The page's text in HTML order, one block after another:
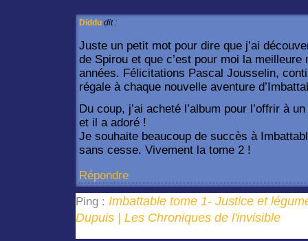
Diddu dit :
Juste un petit mot pour dire que j’ai
de Spirou et que c’est pour moi la
années. Félicitations Pascal Jousselin,
régale à chaque nouvelle aventure
Du coup, j’ai acheté l’album pour l’offrir à
et il a adoré !
Je souhaite beaucoup de succès à
sans cesse. Vivement la tome 2 !
Répondre
Ping : Imbattable tome 1- Justice et
Dupuis | Les Chroniques de l'invisible